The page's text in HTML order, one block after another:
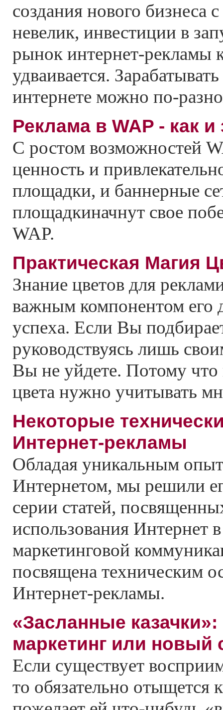
создания нового бизнеса
невелик, инвестиции в
рынок интернет-рекламы
удваивается.
интернете можно по-
Реклама в WAP - как и
С ростом возможностей
ценность и
площадки, и баннерные
площадкиначнут свое
WAP.
Практическая Магия
Знание цветов для
важным компонентом его
успеха. Если Вы
руководствуясь лишь
Вы не уйдете. Потому что
цвета нужно учитывать
Некоторые
Интернет-рекламы
Обладая уникальным
Интернетом, мы решили
серии статей,
использования Интернет в
маркетинговой
посвящена техническим
Интернет-рекламы.
«Засланные
маркетинг или новый
Если существует
то обязательно отыщется